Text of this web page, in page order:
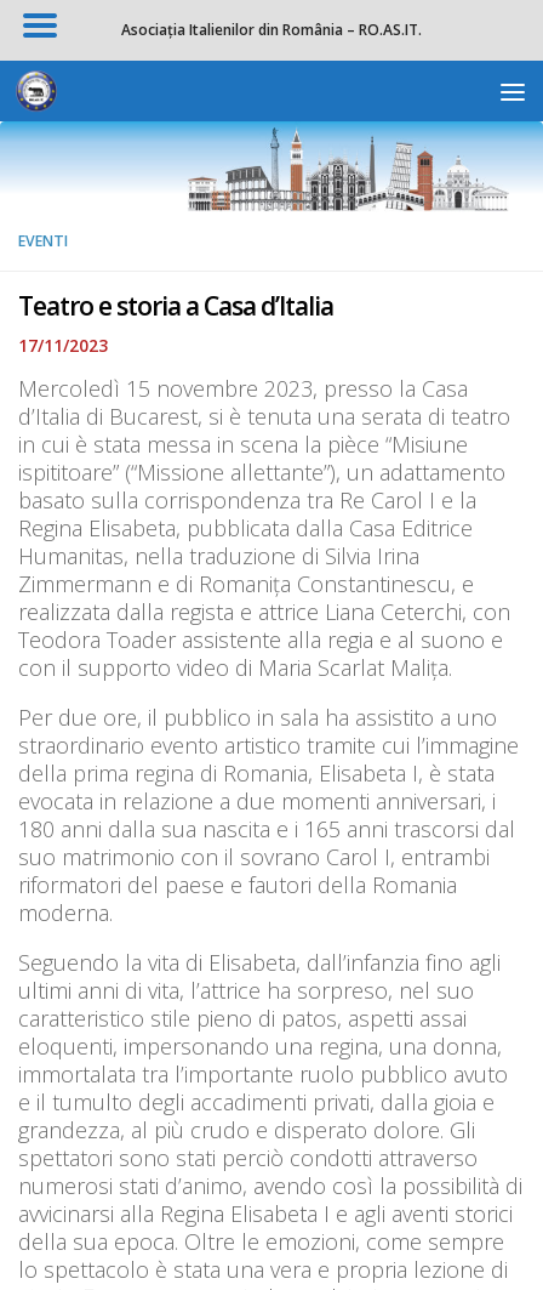
Apri la
Salta al contenuto
EVENTI
Teatro e storia a Casa d’Italia
17/11/2023
Mercoledì 15 novembre 2023, presso la Casa
d’Italia di Bucarest, si è tenuta una serata di teatro
in cui è stata messa in scena la pièce “Misiune
ispititoare” (“Missione allettante”), un adattamento
basato sulla corrispondenza tra Re Carol I e la
Regina Elisabeta, pubblicata dalla Casa Editrice
Humanitas, nella traduzione di Silvia Irina
Zimmermann e di Romanița Constantinescu, e
realizzata dalla regista e attrice Liana Ceterchi, con
Teodora Toader assistente alla regia e al suono e
con il supporto video di Maria Scarlat Malița.
Per due ore, il pubblico in sala ha assistito a uno
straordinario evento artistico tramite cui l’immagine
della prima regina di Romania, Elisabeta I, è stata
evocata in relazione a due momenti anniversari, i
180 anni dalla sua nascita e i 165 anni trascorsi dal
suo matrimonio con il sovrano Carol I, entrambi
riformatori del paese e fautori della Romania
moderna.
Seguendo la vita di Elisabeta, dall’infanzia fino agli
ultimi anni di vita, l’attrice ha sorpreso, nel suo
caratteristico stile pieno di patos, aspetti assai
eloquenti, impersonando una regina, una donna,
immortalata tra l’importante ruolo pubblico avuto
e il tumulto degli accadimenti privati, dalla gioia e
grandezza, al più crudo e disperato dolore. Gli
spettatori sono stati perciò condotti attraverso
numerosi stati d’animo, avendo così la possibilità di
avvicinarsi alla Regina Elisabeta I e agli aventi storici
della sua epoca. Oltre le emozioni, come sempre
lo spettacolo è stata una vera e propria lezione di
Asociația Italienilor din România – RO.AS.IT.